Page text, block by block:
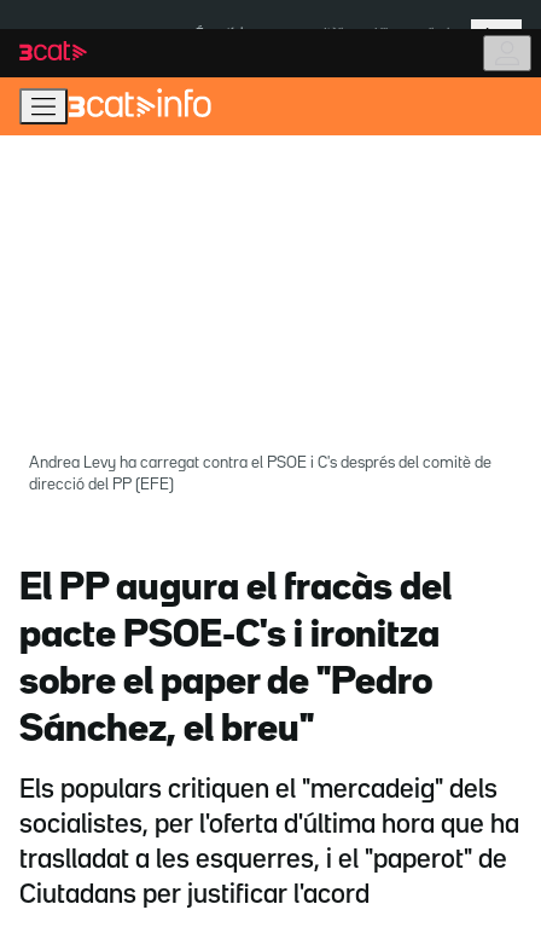
navegació
principal
contingut
Més
Andrea Levy ha carregat contra el PSOE i C's després del comitè de
direcció del PP (EFE)
El PP augura el fracàs del
pacte PSOE-C's i ironitza
sobre el paper de "Pedro
Sánchez, el breu"
Els populars critiquen el "mercadeig" dels
socialistes, per l'oferta d'última hora que ha
traslladat a les esquerres, i el "paperot" de
Ciutadans per justificar l'acord